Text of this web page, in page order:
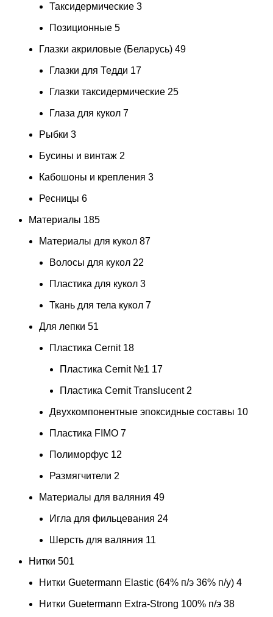
Таксидермические 3
Позиционные 5
Глазки акриловые (Беларусь) 49
Глазки для Тедди 17
Глазки таксидермические 25
Глаза для кукол 7
Рыбки 3
Бусины и винтаж 2
Кабошоны и крепления 3
Ресницы 6
Материалы 185
Материалы для кукол 87
Волосы для кукол 22
Пластика для кукол 3
Ткань для тела кукол 7
Для лепки 51
Пластика Cernit 18
Пластика Cernit №1 17
Пластика Cernit Translucent 2
Двухкомпонентные эпоксидные составы 10
Пластика FIMO 7
Полиморфус 12
Размягчители 2
Материалы для валяния 49
Игла для фильцевания 24
Шерсть для валяния 11
Нитки 501
Нитки Guetermann Elastic (64% п/э 36% п/у) 4
Нитки Guetermann Extra-Strong 100% п/э 38